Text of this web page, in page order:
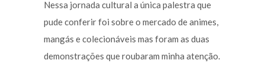
Nessa jornada cultural a única palestra que
pude conferir foi sobre o mercado de animes,
mangás e colecionáveis mas foram as duas
demonstrações que roubaram minha atenção.